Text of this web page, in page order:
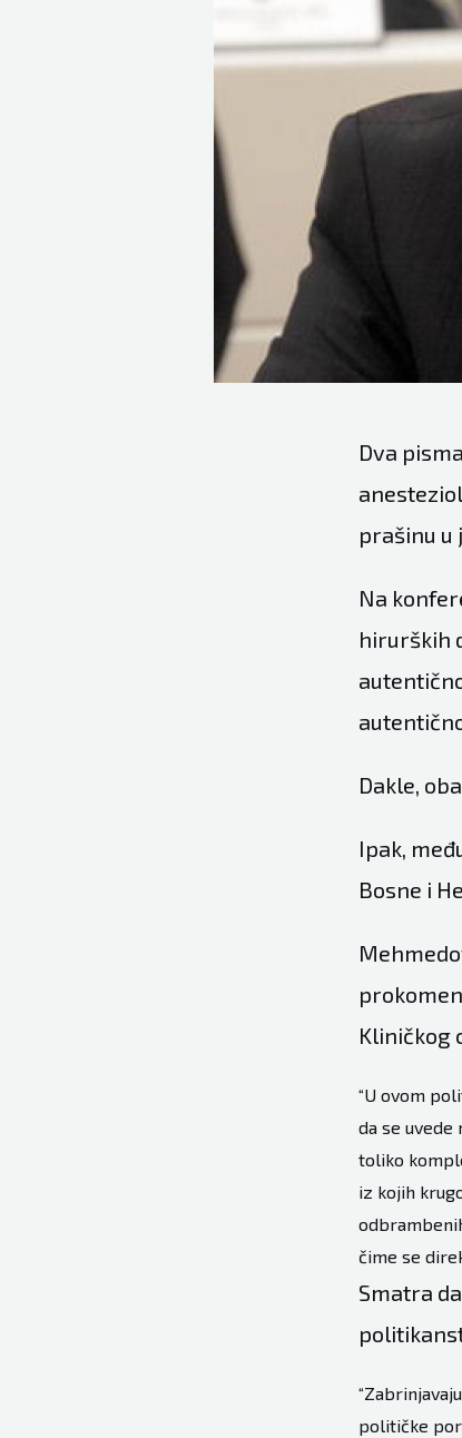
Dva
prašinu u
Na
hirurških
Dakle,
Ipak,
Bosne i
Kliničkog
“U ovom
da se
toliko
iz kojih
čime se
Smatra
političke